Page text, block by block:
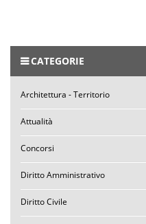
CATEGORIE
Architettura - Territorio
Attualità
Concorsi
Diritto Amministrativo
Diritto Civile